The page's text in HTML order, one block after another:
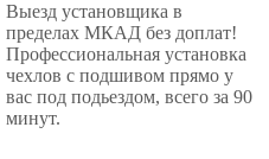
Выезд установщика в
пределах МКАД без доплат!
Профессиональная установка
чехлов с подшивом прямо у
вас под подьездом, всего за 90
минут.